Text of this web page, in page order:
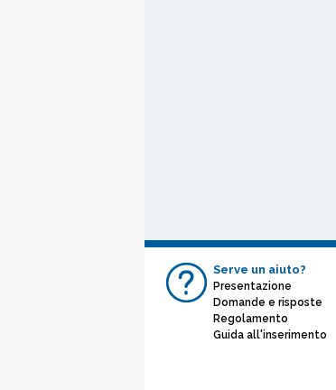
Serve un aiuto?
Presentazione
Domande e risposte
Regolamento
Guida all'inserimento